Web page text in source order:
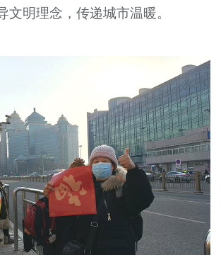
+
文明理念，传递城市温暖。